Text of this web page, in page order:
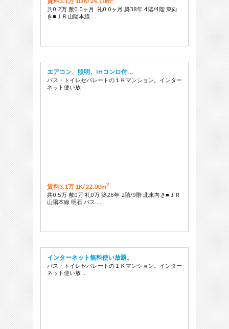
共0.2万 敷0.0ヶ月 礼0.0ヶ月 築38年 4階/4階 東向
き■ＪＲ山陽本線 …
エアコン、照明、IHコンロ付 …
バス・トイレセパレートの１Ｋマンション。インター
ネット使い放 …
賃料3.1万 1K/22.00m2
共0.5万 敷0万 礼0万 築26年 2階/9階 北東向き■ＪＲ
山陽本線 明石 バス …
インターネット無料使い放題。
バス・トイレセパレートの１Ｋマンション。インター
ネット使い放 …